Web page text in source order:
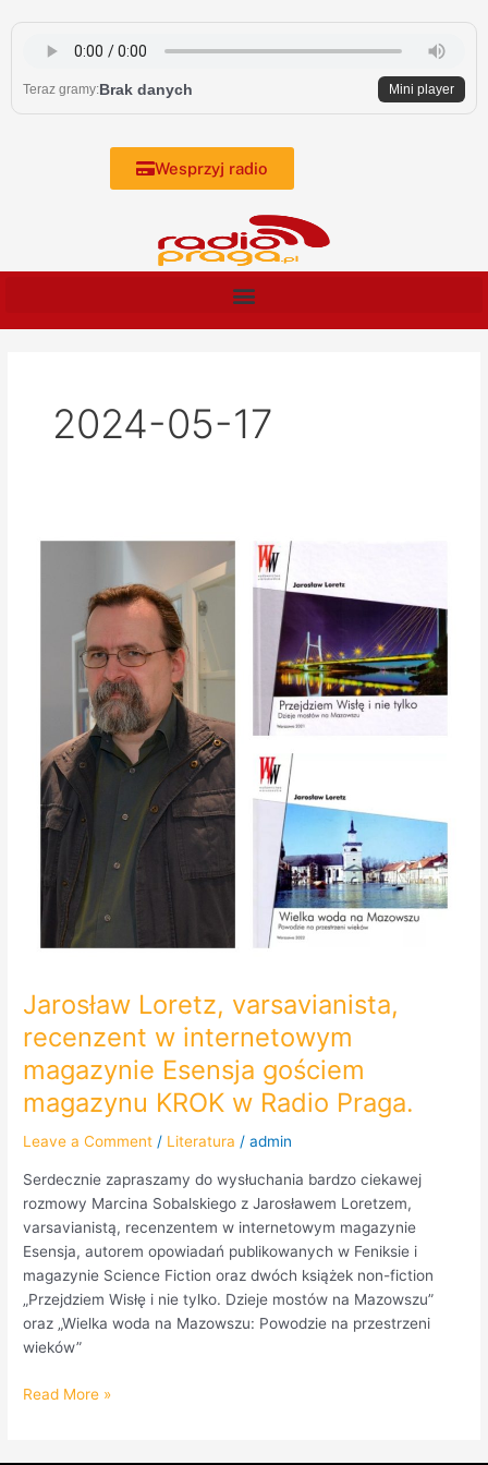
content
Teraz gramy:Brak danych Mini player
Wesprzyj radio
2024-05-17
Jarosław Loretz, varsavianista,
recenzent w internetowym
magazynie Esensja gościem
magazynu KROK w Radio Praga.
Leave a Comment / Literatura /admin
Serdecznie zapraszamy do wysłuchania bardzo ciekawej
rozmowy Marcina Sobalskiego z Jarosławem Loretzem,
varsavianistą, recenzentem w internetowym magazynie
Esensja, autorem opowiadań publikowanych w Feniksie i
magazynie Science Fiction oraz dwóch książek non-fiction
„Przejdziem Wisłę i nie tylko. Dzieje mostów na Mazowszu”
oraz „Wielka woda na Mazowszu: Powodzie na przestrzeni
wieków”
varsavianista,
recenzent
internetowym
magazynie
magazynu
KROK
Radio
Read More »